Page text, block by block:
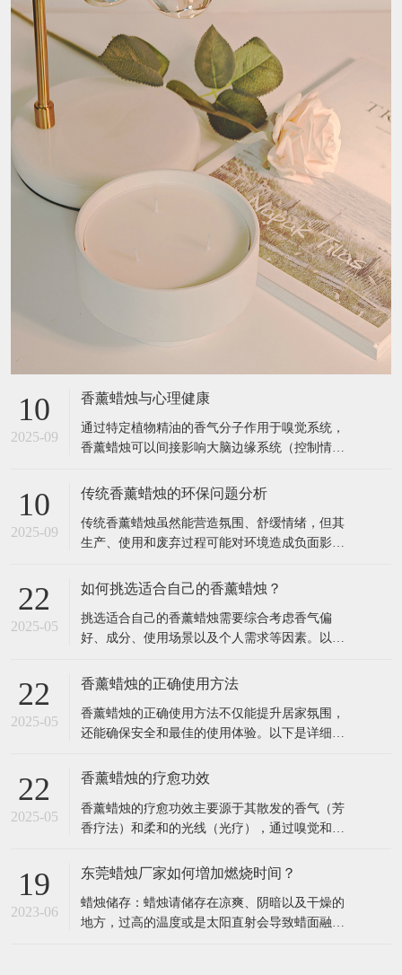
10
2025-09
香薰蜡烛与心理健康
通过特定植物精油的香气分子作用于嗅觉系统，
香薰蜡烛可以间接影响大脑边缘系统（控制情
提升专注力等。以下是具体关联和科学依据： 1.
脑的直接连接： 气味分子通过鼻腔刺激嗅觉神
经，直接传递到大脑的杏仁核（
10
2025-09
传统香薰蜡烛的环保问题分析
传统香薰蜡烛虽然能营造氛围、舒缓情绪，但其
生产、使用和废弃过程可能对环境造成负面影
染：石蜡与合成添加剂 （1）石蜡的石油依赖性
Wax），这是石油精炼的副产品，属于不可再生
资源。 燃烧
22
2025-05
如何挑选适合自己的香薰蜡烛？
挑选适合自己的香薰蜡烛需要综合考虑香气偏
好、成分、使用场景以及个人需求等因素。以下
烛： 1. 确定香调偏好 香薰蜡烛的香调通常分为几
茉莉、薰衣草）：舒缓情绪，适合放松或睡前使
用。 果香调（如柑橘、莓果、桃
22
2025-05
香薰蜡烛的正确使用方法
香薰蜡烛的正确使用方法不仅能提升居家氛围，
还能确保安全和最佳的使用体验。以下是详细步
次使用前，用烛芯剪将烛芯修剪至5毫米左右（过
点燃前都检查烛芯长度，保持清洁。 选择合适的
环境 放置在平坦、防火
22
2025-05
香薰蜡烛的疗愈功效
香薰蜡烛的疗愈功效主要源于其散发的香气（芳
香疗法）和柔和的光线（光疗），通过嗅觉和视
型蜡烛的疗愈作用及科学依据： 一、香气疗愈：
质醇（压力激素）水平，缓解焦虑，改善失眠
（研究发表于《Journal
19
2023-06
东莞蜡烛厂家如何増加燃烧时间？
蜡烛储存：蜡烛请储存在凉爽、阴暗以及干燥的
地方，过高的温度或是太阳直射会导致蜡面融